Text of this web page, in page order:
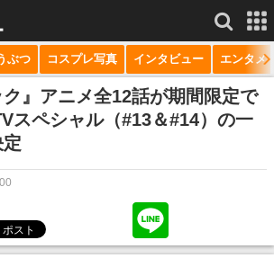
もっと見る
ぶつ コスプレ写真 インタビュー エンタメ
ク』アニメ全12話が期間限定で
スペシャル（#13＆#14）の一